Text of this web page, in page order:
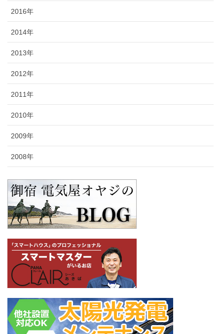
2016年
2014年
2013年
2012年
2011年
2010年
2009年
2008年